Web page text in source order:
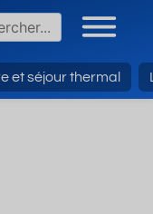
et séjour thermal